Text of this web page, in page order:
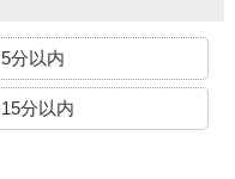
5分以内
15分以内